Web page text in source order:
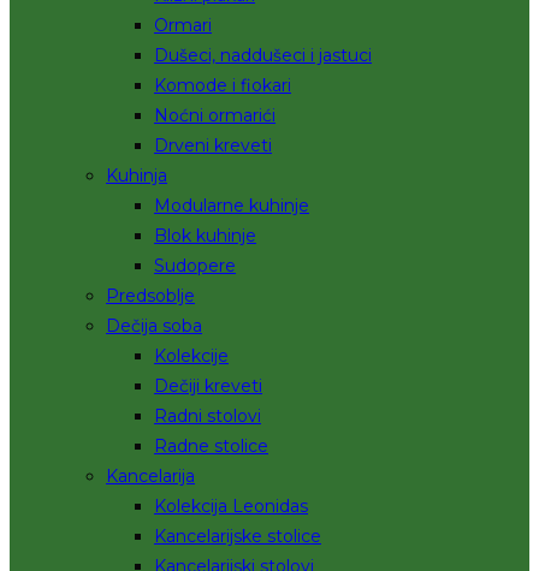
Ormari
Dušeci, naddušeci i jastuci
Komode i fiokari
Noćni ormarići
Drveni kreveti
Kuhinja
Modularne kuhinje
Blok kuhinje
Sudopere
Predsoblje
Dečija soba
Kolekcije
Dečiji kreveti
Radni stolovi
Radne stolice
Kancelarija
Kolekcija Leonidas
Kancelarijske stolice
Kancelarijski stolovi